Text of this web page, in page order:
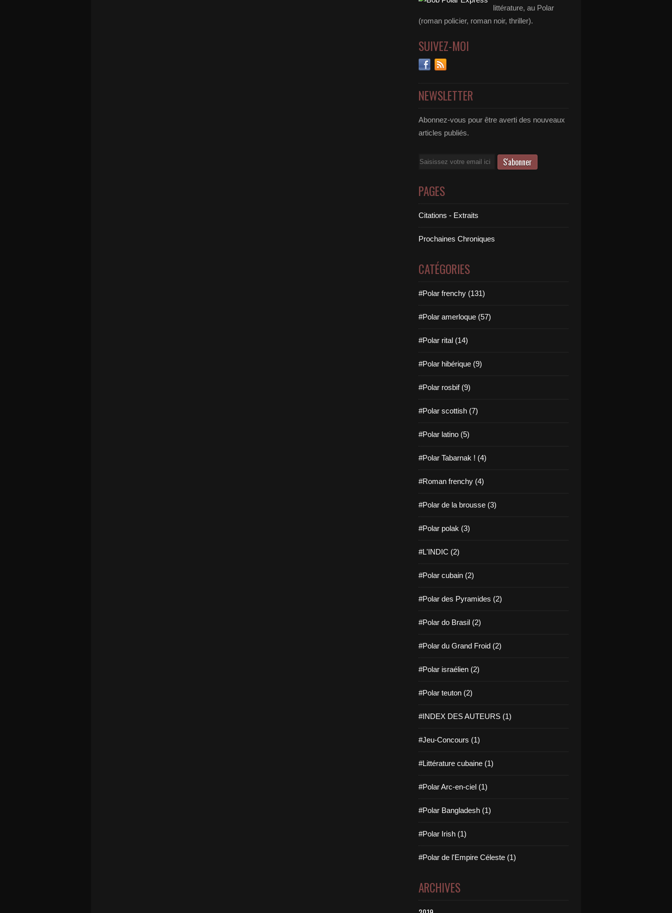
littérature, au Polar
(roman policier, roman noir, thriller).
SUIVEZ-MOI
NEWSLETTER
Abonnez-vous pour être averti des nouveaux
articles publiés.
Email
PAGES
Citations - Extraits
Prochaines Chroniques
CATÉGORIES
#Polar frenchy (131)
#Polar amerloque (57)
#Polar rital (14)
#Polar hibérique (9)
#Polar rosbif (9)
#Polar scottish (7)
#Polar latino (5)
#Polar Tabarnak ! (4)
#Roman frenchy (4)
#Polar de la brousse (3)
#Polar polak (3)
#L'INDIC (2)
#Polar cubain (2)
#Polar des Pyramides (2)
#Polar do Brasil (2)
#Polar du Grand Froid (2)
#Polar israélien (2)
#Polar teuton (2)
#INDEX DES AUTEURS (1)
#Jeu-Concours (1)
#Littérature cubaine (1)
#Polar Arc-en-ciel (1)
#Polar Bangladesh (1)
#Polar Irish (1)
#Polar de l'Empire Céleste (1)
ARCHIVES